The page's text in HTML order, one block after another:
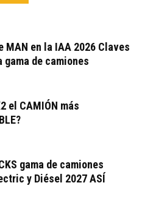
MAN en la IAA 2026 Claves
gama de camiones
el CAMIÓN más
gama de camiones
y Diésel 2027 ASÍ